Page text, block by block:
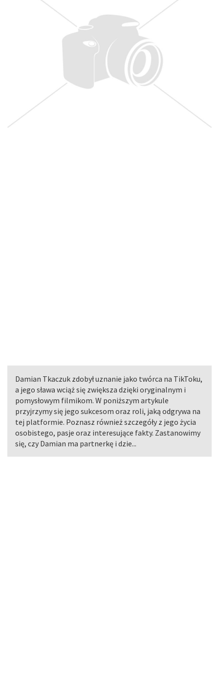
Damian Tkaczuk zdobył uznanie jako twórca na TikToku,
a jego sława wciąż się zwiększa dzięki oryginalnym i
pomysłowym filmikom. W poniższym artykule
przyjrzymy się jego sukcesom oraz roli, jaką odgrywa na
tej platformie. Poznasz również szczegóły z jego życia
osobistego, pasje oraz interesujące fakty. Zastanowimy
się, czy Damian ma partnerkę i dzie...